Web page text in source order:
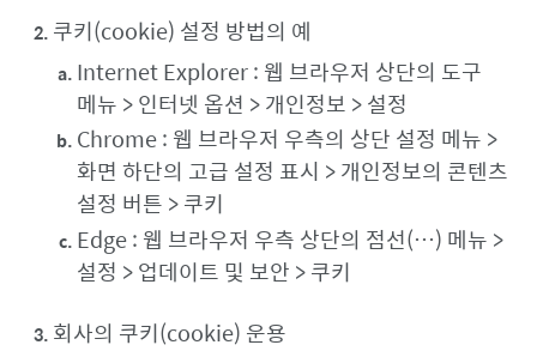
쿠키(cookie) 설정 방법의 예
Internet Explorer : 웹 브라우저 상단의 도구
메뉴 > 인터넷 옵션 > 개인정보 > 설정
Chrome : 웹 브라우저 우측의 상단 설정 메뉴 >
화면 하단의 고급 설정 표시 > 개인정보의 콘텐츠
설정 버튼 > 쿠키
Edge : 웹 브라우저 우측 상단의 점선(…) 메뉴 >
설정 > 업데이트 및 보안 > 쿠키
회사의 쿠키(cookie) 운용